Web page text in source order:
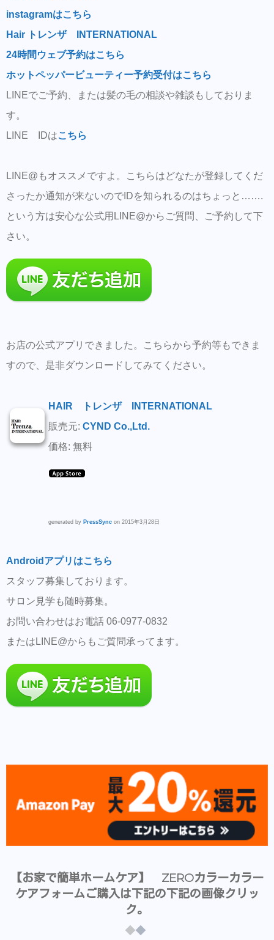
instagramはこちら
Hair トレンザ INTERNATIONAL
24時間ウェブ予約はこちら
ホットペッパービューティー予約受付はこちら
LINEでご予約、または髪の毛の相談や雑談もしておりま
す。
LINE IDはこちら
LINE@もオススメですよ。こちらはどなたが登録してくだ
さったか通知が来ないのでIDを知られるのはちょっと…….
という方は安心な公式用LINE@からご質問、ご予約して下
さい。
お店の公式アプリできました。こちらから予約等もできま
すので、是非ダウンロードしてみてください。
HAIR トレンザ INTERNATIONAL
販売元: CYND Co.,Ltd.
価格: 無料
generated by PressSync on 2015年3月28日
Androidアプリはこちら
スタッフ募集しております。
サロン見学も随時募集。
お問い合わせはお電話 06-0977-0832
またはLINE@からもご質問承ってます。
【お家で簡単ホームケア】 ZEROカラーカラー
ケアフォームご購入は下記の下記の画像クリッ
ク。